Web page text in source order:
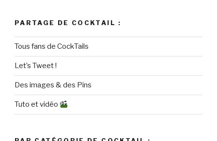
PARTAGE DE COCKTAIL :
Tous fans de CockTails
Let’s Tweet !
Des images & des Pins
Tuto et vidéo